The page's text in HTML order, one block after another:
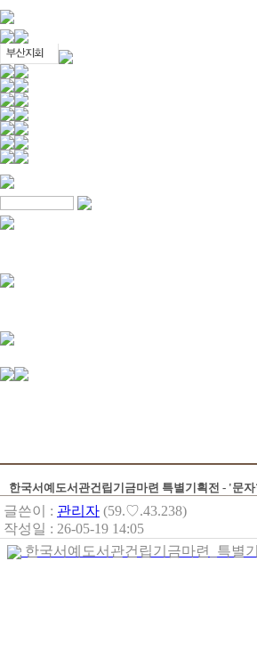
한국서예도서관건립기금마련 특별기획전 - '문
글쓴이 : 관리자 (59.♡.43.238)
작성일 : 26-05-19 14:05
한국서예도서관건립기금마련_특별